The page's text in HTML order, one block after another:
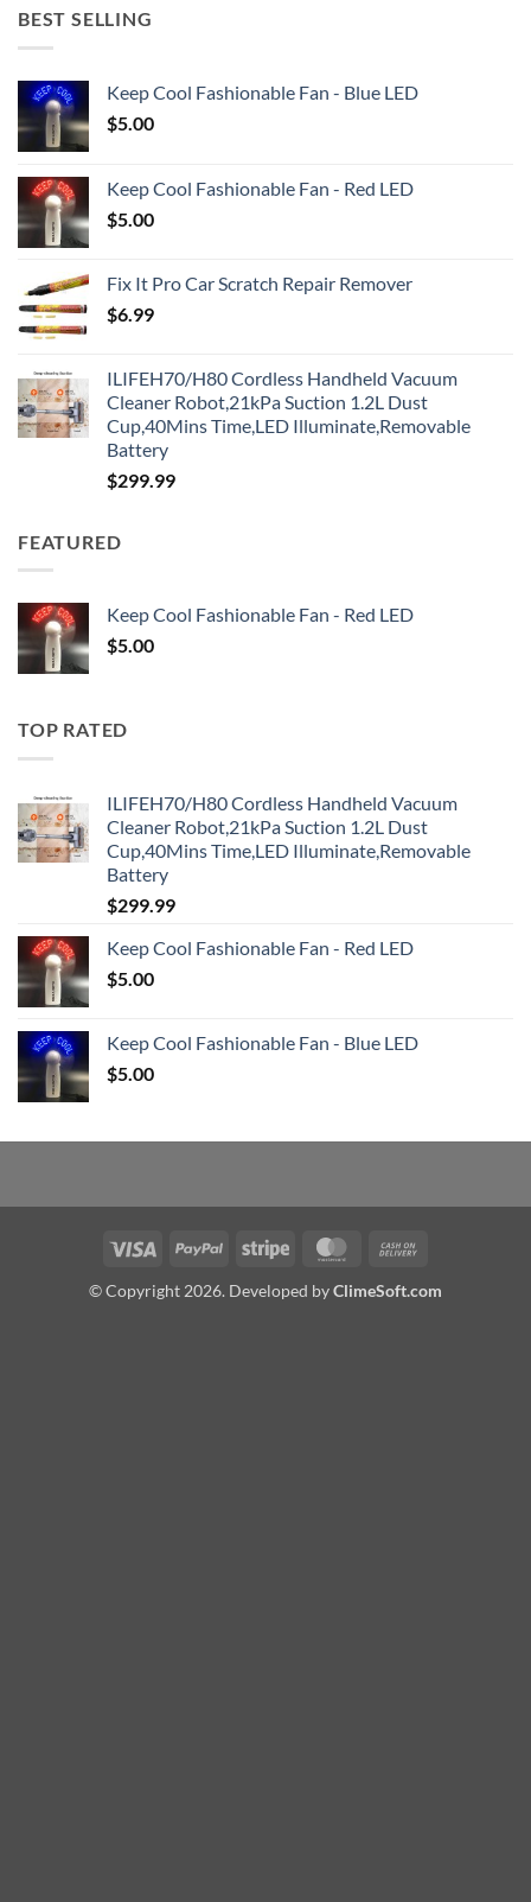
BEST SELLING
Keep Cool Fashionable Fan - Blue LED
$5.00
Keep Cool Fashionable Fan - Red LED
$5.00
Fix It Pro Car Scratch Repair Remover
$6.99
ILIFEH70/H80 Cordless Handheld Vacuum
Cleaner Robot,21kPa Suction 1.2L Dust
Cup,40Mins Time,LED Illuminate,Removable
Battery
$299.99
FEATURED
Keep Cool Fashionable Fan - Red LED
$5.00
TOP RATED
ILIFEH70/H80 Cordless Handheld Vacuum
Cleaner Robot,21kPa Suction 1.2L Dust
Cup,40Mins Time,LED Illuminate,Removable
Battery
$299.99
Keep Cool Fashionable Fan - Red LED
$5.00
Keep Cool Fashionable Fan - Blue LED
$5.00
Visa PayPal Stripe MasterCard
Delivery
© Copyright 2026. Developed byClimeSoft.com